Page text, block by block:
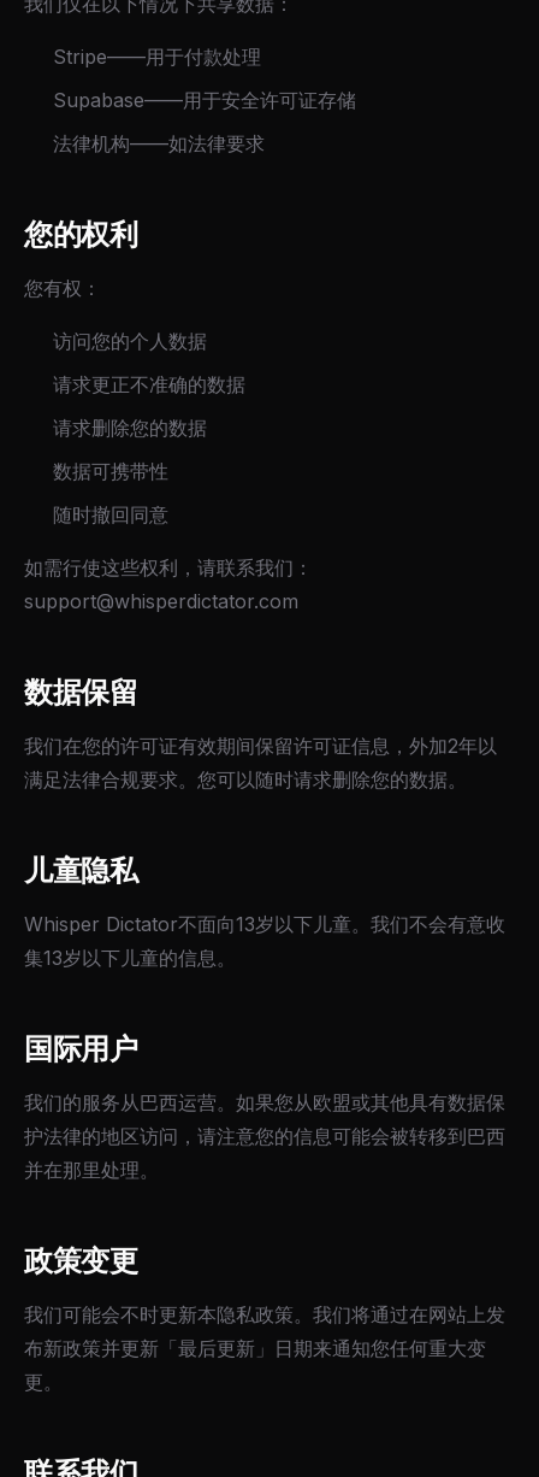
Stripe——用于付款处理
Supabase——用于安全许可证存储
法律机构——如法律要求
您的权利
您有权：
访问您的个人数据
请求更正不准确的数据
请求删除您的数据
数据可携带性
随时撤回同意
如需行使这些权利，请联系我们：
support@whisperdictator.com
数据保留
我们在您的许可证有效期间保留许可证信息，外加2年以
满足法律合规要求。您可以随时请求删除您的数据。
儿童隐私
Whisper Dictator不面向13岁以下儿童。我们不会有意收
集13岁以下儿童的信息。
国际用户
我们的服务从巴西运营。如果您从欧盟或其他具有数据保
护法律的地区访问，请注意您的信息可能会被转移到巴西
并在那里处理。
政策变更
我们可能会不时更新本隐私政策。我们将通过在网站上发
布新政策并更新「最后更新」日期来通知您任何重大变
更。